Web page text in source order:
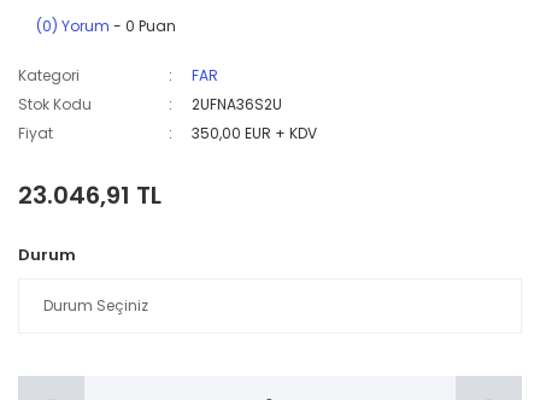
(0) Yorum - 0 Puan
Kategori
FAR
Stok Kodu
2UFNA36S2U
Fiyat
350,00 EUR + KDV
23.046,91 TL
Durum